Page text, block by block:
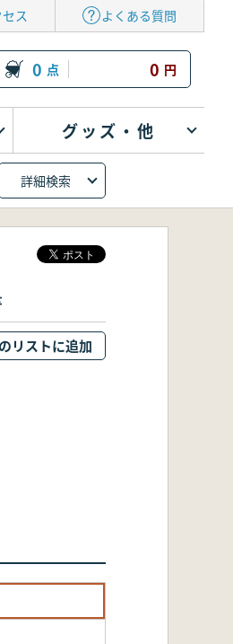
ス よくある質問
0 点 0 円
グッズ・他
詳細検索
リストに追加